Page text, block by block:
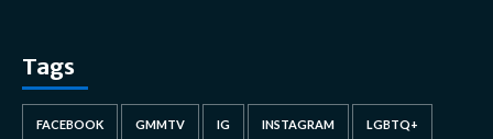
Tags
FACEBOOK GMMTV IG INSTAGRAM LGBTQ+